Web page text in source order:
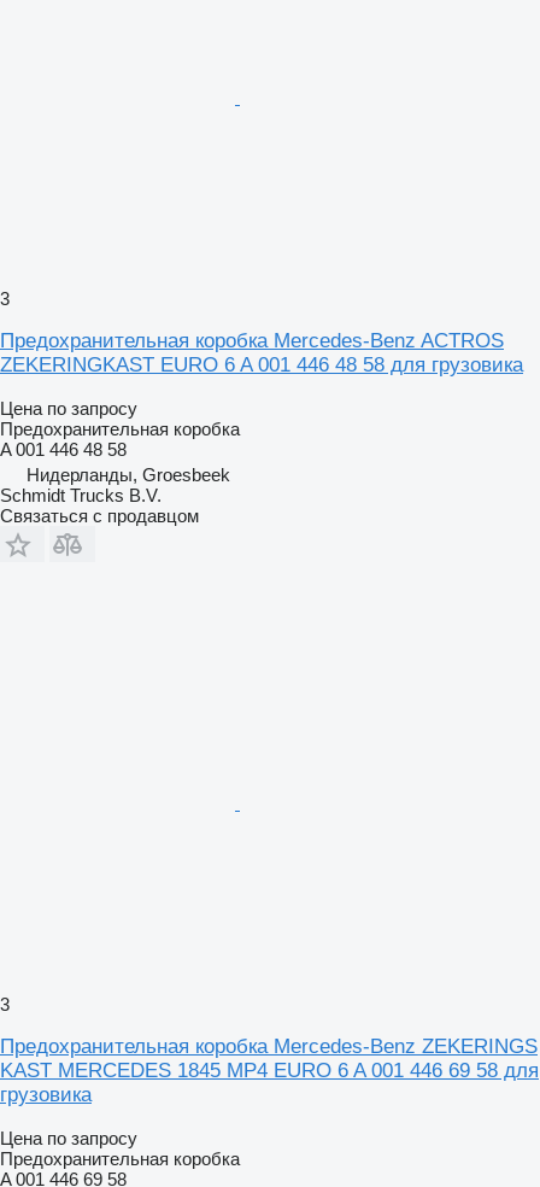
3
Предохранительная коробка Mercedes-Benz ACTROS
ZEKERINGKAST EURO 6 A 001 446 48 58 для грузовика
Цена по запросу
Предохранительная коробка
A 001 446 48 58
Нидерланды, Groesbeek
Schmidt Trucks B.V.
Связаться с продавцом
3
Предохранительная коробка Mercedes-Benz ZEKERINGS
KAST MERCEDES 1845 MP4 EURO 6 A 001 446 69 58 для
грузовика
Цена по запросу
Предохранительная коробка
A 001 446 69 58